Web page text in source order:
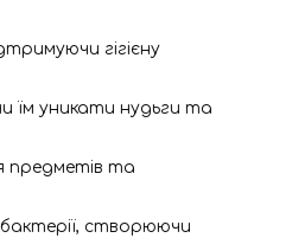
гігієну
їм уникати нудьги та
предметів та
створюючи